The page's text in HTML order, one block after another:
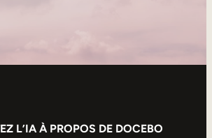
L’IA À PROPOS DE DOCEBO